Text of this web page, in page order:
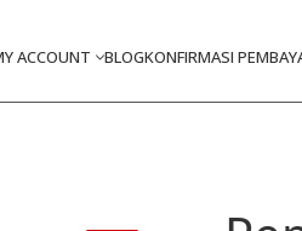
ACCOUNT BLOGKONFIRMASI